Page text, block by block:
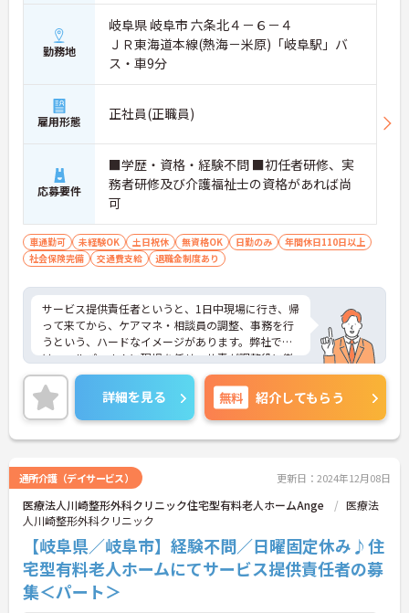
勤務地
岐阜県 岐阜市 六条北４－６－４
ＪＲ東海道本線(熱海－米原)「岐阜駅」バ
ス・車9分
雇用形態 正社員(正職員)
応募要件
■学歴・資格・経験不問 ■初任者研修、実
務者研修及び介護福祉士の資格があれば尚
可
車通勤可 未経験OK 土日祝休 無資格OK 日勤のみ
年間休日110日以上
社会保険完備
交通費支給 退職金制度あり
サービス提供責任者というと、1日中現場に行き、帰
って来てから、ケアマネ・相談員の調整、事務を行
うという、ハードなイメージがあります。弊社で
は、ヘルパーさんに現場を任せ、サ責が調整役に徹
することで、サ責が仕事しやすい環境を整えていま
す。ヘルパーさんが用事、体調不良時に動ける状態
で待機するイメージです。
社長が女性であり、「仕事の代わりはいるが、家庭
の母の代わりはいない」という考えから、家庭の主
た。事務所の職員は、基本的に、土日祝休みの環境
で、家庭・プライベートとの両立をしながら、バラ
ンスよく仕事をしています。過度にストレスを溜め
ることなく、休みに息抜きしながら、仕事を続けて
います。
プライベートの事情は、1人1人違うため、それに寄
り添うように、日々調整をしています。勤務時間の
調整や有休取得、他メンバーのフォロー、毎週の部
門ミーティングで、改善点を話し合っています。
詳細を見る 無料 紹介してもらう
通所介護（デイサービス） 更新日：2024年12月08日
医療法人川崎整形外科クリニック住宅型有料老人ホームAnge
医療法
人川崎整形外科クリニック
【岐阜県／岐阜市】経験不問／日曜固定休み♪住
宅型有料老人ホームにてサービス提供責任者の募
集＜パート＞